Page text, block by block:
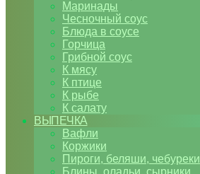
Маринады
Чесночный соус
Блюда в соусе
Горчица
Грибной соус
К мясу
К птице
К рыбе
К салату
ВЫПЕЧКА
Вафли
Коржики
Пироги, беляши, чебуреки
Блины, оладьи, сырники